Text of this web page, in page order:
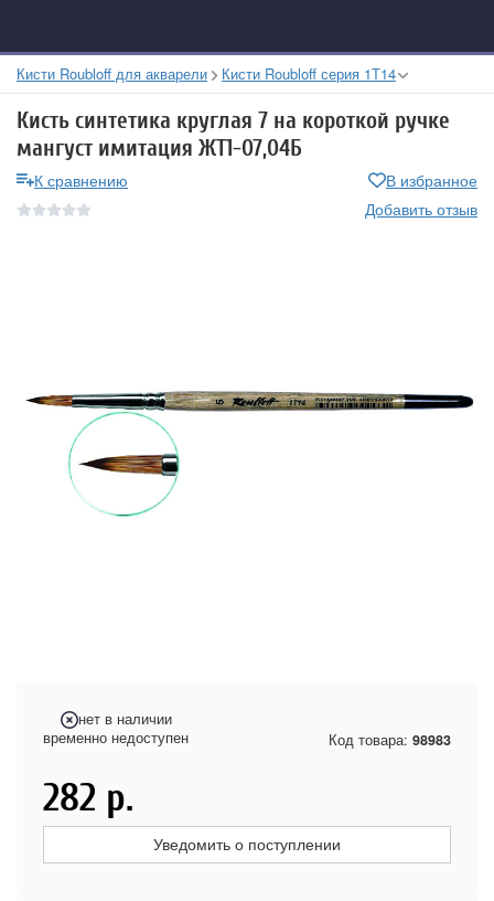
Кисти Roubloff для акварели Кисти Roubloff серия 1Т14
Кисть синтетика круглая 7 на короткой ручке
мангуст имитация ЖТ1-07,04Б
К сравнению
В избранное
Добавить отзыв
нет в наличии
временно недоступен
Код товара: 98983
282 р.
Уведомить о поступлении